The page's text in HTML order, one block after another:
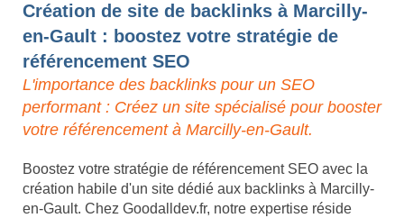
Création de site de backlinks à Marcilly-
en-Gault : boostez votre stratégie de
référencement SEO
L'importance des backlinks pour un SEO
performant : Créez un site spécialisé pour booster
votre référencement à Marcilly-en-Gault.
Boostez votre stratégie de référencement SEO avec la
création habile d'un site dédié aux backlinks à Marcilly-
en-Gault. Chez Goodalldev.fr, notre expertise réside